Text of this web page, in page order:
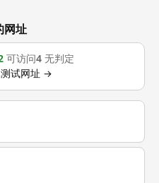
址
可访问4 无判定
试网址 →